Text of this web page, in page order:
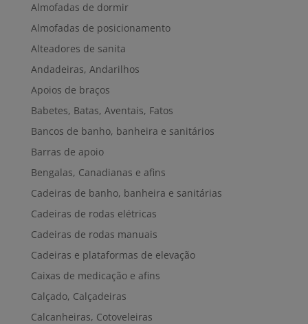
Almofadas de dormir
Almofadas de posicionamento
Alteadores de sanita
Andadeiras, Andarilhos
Apoios de braços
Babetes, Batas, Aventais, Fatos
Bancos de banho, banheira e sanitários
Barras de apoio
Bengalas, Canadianas e afins
Cadeiras de banho, banheira e sanitárias
Cadeiras de rodas elétricas
Cadeiras de rodas manuais
Cadeiras e plataformas de elevação
Caixas de medicação e afins
Calçado, Calçadeiras
Calcanheiras, Cotoveleiras